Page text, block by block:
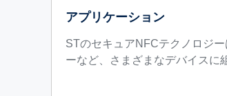
アプリケーション
STのセキュアNFCテクノロジ
ーなど、さまざまなデバイスに